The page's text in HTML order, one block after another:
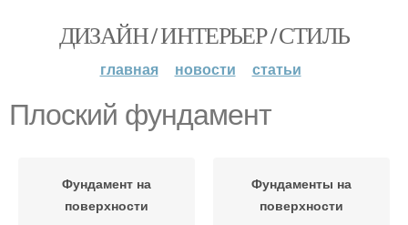
ДИЗАЙН / ИНТЕРЬЕР / СТИЛЬ
главная новости статьи
Плоский фундамент
Фундамент на
поверхности
Фундаменты на
поверхности